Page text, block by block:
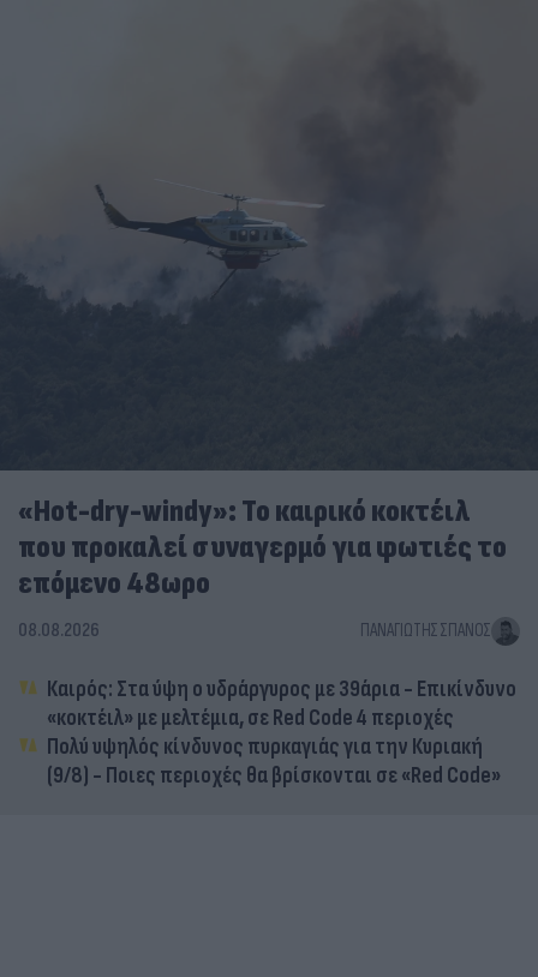
«Hot-dry-windy»: Το καιρικό κοκτέιλ
που προκαλεί συναγερμό για φωτιές το
επόμενο 48ωρο
08.08.2026 ΠΑΝΑΓΙΏΤΗΣ ΣΠΑΝΌΣ
Καιρός: Στα ύψη ο υδράργυρος με 39άρια - Επικίνδυνο
«κοκτέιλ» με μελτέμια, σε Red Code 4 περιοχές
Πολύ υψηλός κίνδυνος πυρκαγιάς για την Κυριακή
(9/8) - Ποιες περιοχές θα βρίσκονται σε «Red Code»